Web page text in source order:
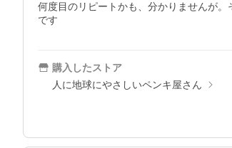
何度目のリピートかも、分かりませんが
です
購入したストア
人に地球にやさしいペンキ屋さん